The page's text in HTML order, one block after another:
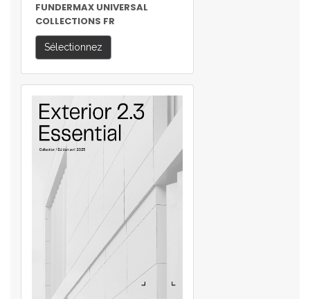
FUNDERMAX UNIVERSAL
COLLECTIONS FR
Sélectionnez